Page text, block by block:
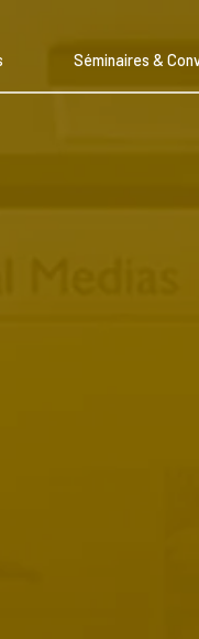
Séminaires &